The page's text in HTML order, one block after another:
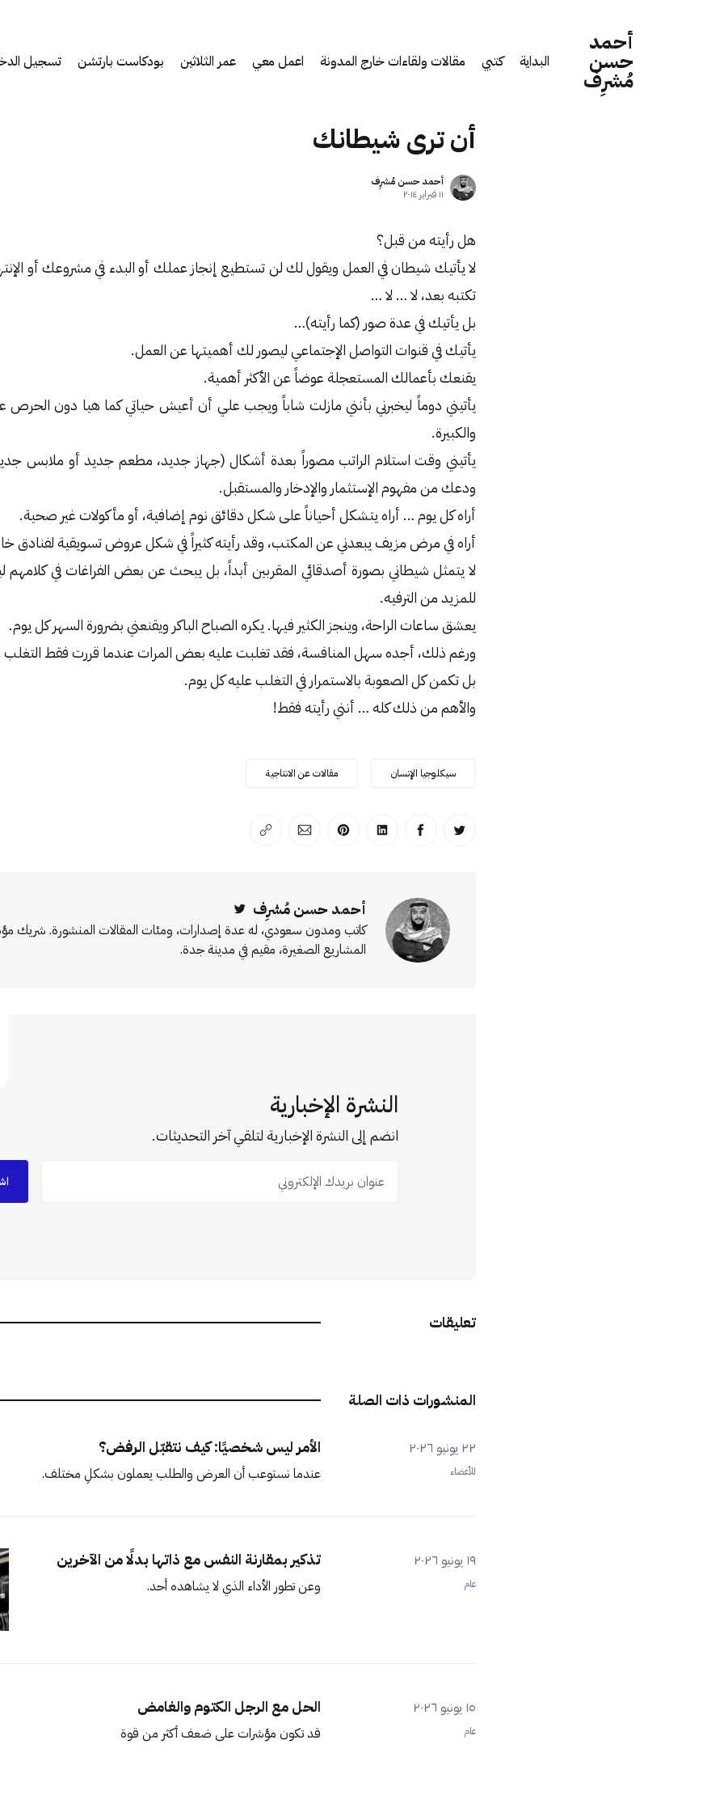
أحمد
حسن
مُشرِف
البداية كتبي مقالات ولقاءات خارج المدونة اعمل معي عمر الثلاثين بودكاست بارتشن تسجيل
أن ترى شيطانك
أحمد حسن مُشرِف
١١ فبراير ٢٠١٤
هل رأيته من قبل؟
لا يأتيك شيطان في العمل ويقول لك لن تستطيع إنجاز عملك أو البدء في مشروعك أو
تكتبه بعد، لا … لا …
بل يأتيك في عدة صور (كما رأيته)…
يأتيك في قنوات التواصل الإجتماعي ليصور لك أهميتها عن العمل.
يقنعك بأعمالك المستعجلة عوضاً عن الأكثر أهمية.
يأتيني دوماً ليخبرني بأنني مازلت شاباً ويجب علي أن أعيش حياتي كما هيا دون الحرص
والكبيرة.
يأتيني وقت استلام الراتب مصوراً بعدة أشكال (جهاز جديد، مطعم جديد أو ملابس
ودعك من مفهوم الإستثمار والإدخار والمستقبل.
أراه كل يوم … أراه يتشكل أحياناً على شكل دقائق نوم إضافية، أو مأكولات غير صحية.
أراه في مرض مزيف يبعدني عن المكتب، وقد رأيته كثيراً في شكل عروض تسويقية لفنادق
لا يتمثل شيطاني بصورة أصدقائي المقربين أبداً، بل يبحث عن بعض الفراغات في كلامهم
للمزيد من الترفيه.
يعشق ساعات الراحة، وينجز الكثير فيها. يكره الصباح الباكر ويقنعني بضرورة السهر كل يوم.
ورغم ذلك، أجده سهل المنافسة، فقد تغلبت عليه بعض المرات عندما قررت فقط التغلب
بل تكمن كل الصعوبة بالاستمرار في التغلب عليه كل يوم.
والأهم من ذلك كله … أنني رأيته فقط!
سيكلوجيا الإنسان مقالات عن الانتاجية
انشر على تويترانشر على الفيسبوك
انشر على لينكد إن
انشر على بينترست
انشر على الإيميل
انسخ الرابط
أحمد حسن مُشرِف
كاتب ومدون سعودي، له عدة إصدارات، ومئات المقالات المنشورة.
المشاريع الصغيرة، مقيم في مدينة جدة.
النشرة الإخبارية
انضم إلى النشرة الإخبارية لتلقي آخر التحديثات.
عنوان بريدك الإلكتروني
تعليقات
المنشورات ذات الصلة
٢٢ يونيو ٢٠٢٦
للأعضاء
الأمر ليس شخصيًا: كيف نتقبّل الرفض؟
عندما نستوعب أن العرض والطلب يعملون بشكلٍ مختلف.
١٩ يونيو ٢٠٢٦
عام
تذكير بمقارنة النفس مع ذاتها بدلًا من الآخرين
وعن تطور الأداء الذي لا يشاهده أحد.
١٥ يونيو ٢٠٢٦
عام
الحل مع الرجل الكتوم والغامض
قد تكون مؤشرات على ضعف أكثر من قوة